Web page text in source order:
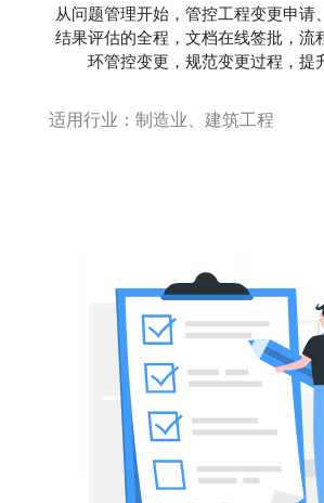
从问题管理开始，管控工程变更申请
结果评估的全程，文档在线签批，流
环管控变更，规范变更过程，提
适用行业：制造业、建筑工程